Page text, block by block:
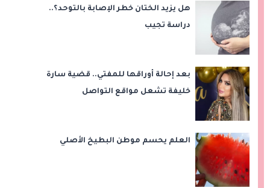
هل يزيد الختان خطر الإصابة بالتوحد؟..
دراسة تجيب
بعد إحالة أوراقها للمفتي.. قضية سارة
خليفة تشعل مواقع التواصل
العلم يحسم موطن البطيخ الأصلي